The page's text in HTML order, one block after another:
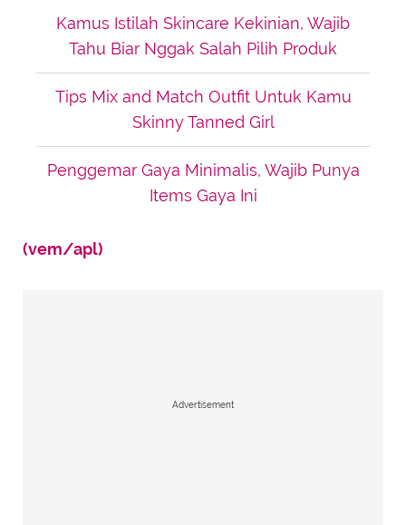
Kamus Istilah Skincare Kekinian, Wajib
Tahu Biar Nggak Salah Pilih Produk
Tips Mix and Match Outfit Untuk Kamu
Skinny Tanned Girl
Penggemar Gaya Minimalis, Wajib Punya
Items Gaya Ini
(vem/apl)
Advertisement